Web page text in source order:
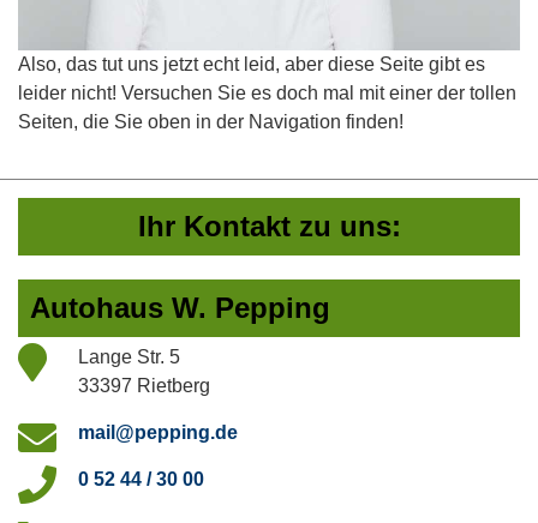
Also, das tut uns jetzt echt leid, aber diese Seite gibt es
leider nicht! Versuchen Sie es doch mal mit einer der tollen
Seiten, die Sie oben in der Navigation finden!
Ihr Kontakt zu uns:
Autohaus W. Pepping
Lange Str. 5
33397 Rietberg
mail@pepping.de
0 52 44 / 30 00